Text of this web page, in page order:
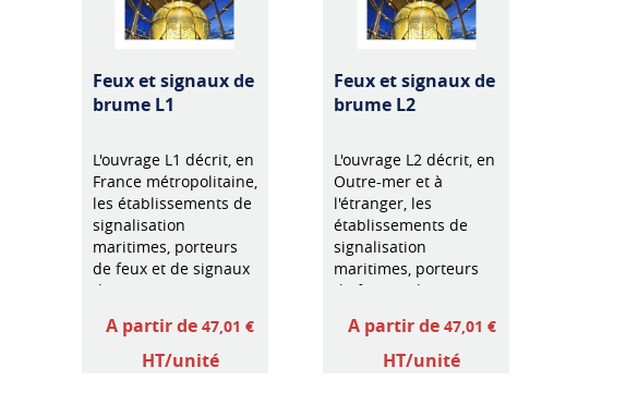
Feux et signaux de
brume L1
L'ouvrage L1 décrit, en
France métropolitaine,
les établissements de
signalisation
maritimes, porteurs
de feux et de signaux
de brume.
A partir de47,01 €
HT/unité
Feux et signaux de
brume L2
L'ouvrage L2 décrit, en
Outre-mer et à
l'étranger, les
établissements de
signalisation
maritimes, porteurs
de feux et de signaux
A partir de 47,01 €
HT/unité